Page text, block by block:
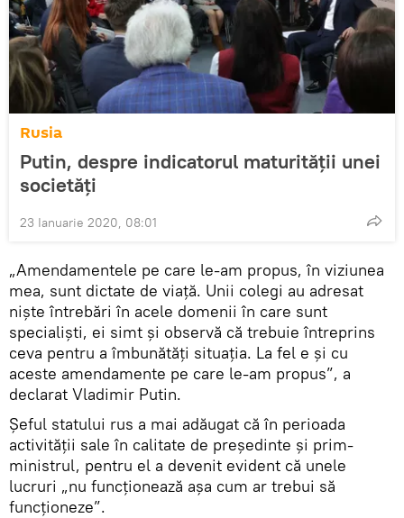
Rusia
Putin, despre indicatorul maturității unei
societăți
23 Ianuarie 2020, 08:01
„Amendamentele pe care le-am propus, în viziunea
mea, sunt dictate de viață. Unii colegi au adresat
niște întrebări în acele domenii în care sunt
specialiști, ei simt și observă că trebuie întreprins
ceva pentru a îmbunătăți situația. La fel e și cu
aceste amendamente pe care le-am propus”, a
declarat Vladimir Putin.
Șeful statului rus a mai adăugat că în perioada
activității sale în calitate de președinte și prim-
ministrul, pentru el a devenit evident că unele
lucruri „nu funcționează așa cum ar trebui să
funcționeze”.